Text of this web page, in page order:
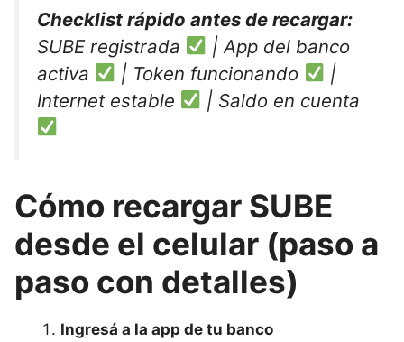
Checklist rápido antes de recargar:
SUBE registrada
| App del banco
activa
| Token funcionando
|
Internet estable
| Saldo en cuenta
Cómo recargar SUBE
desde el celular (paso a
paso con detalles)
Ingresá a la app de tu banco